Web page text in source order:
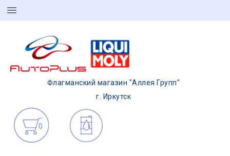
Флагманский магазин "Аллея Групп"
г. Иркутск
0